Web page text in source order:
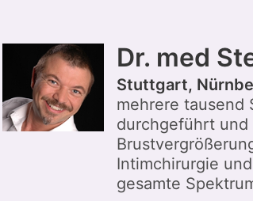
Dr. med
Stuttgart,
mehrere tausend
durchgeführt und
Intimchirurgie
gesamte